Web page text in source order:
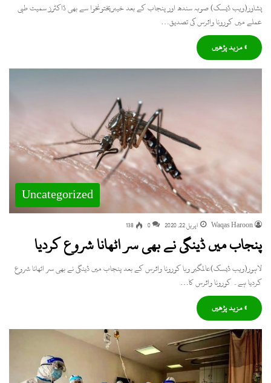
پشاور(ویب ڈیسک) صوبہ سندھ اور پنجاب کے بعد خیبرپختونخوا سے بھی ڈاکٹرز سمیت طبی
عملے میں کورونا وائرس کی تصدیق…
» مزید پڑھیں
Uncategorized
Waqas Haroon اپریل 22, 2020 0
138
پنجاب میں ڈینگی نے بھی سر اٹھانا شروع کردیا
لاہور(ویب ڈیسک)عالمگیر وبا کورونا وائرس کے بعد پنجاب میں ڈینگی نے بھی سر اٹھانا شروع
کردیا ہے۔ کورونا وائرس کا…
» مزید پڑھیں